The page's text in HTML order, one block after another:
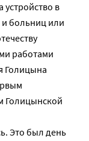
в
и больниц или
работами
Голицына
Голицынской
Это был день